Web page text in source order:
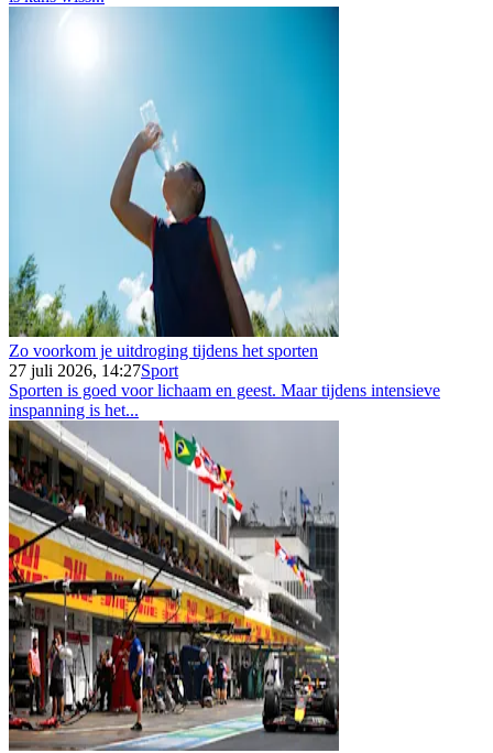
Zo voorkom je uitdroging tijdens het sporten
27 juli 2026, 14:27Sport
Sporten is goed voor lichaam en geest. Maar tijdens intensieve
inspanning is het...